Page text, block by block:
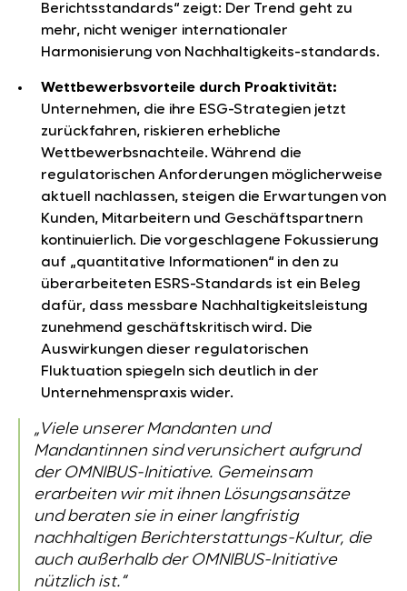
Berichtsstandards“ zeigt: Der Trend geht zu
mehr, nicht weniger internationaler
Harmonisierung von Nachhaltigkeits-standards.
Wettbewerbsvorteile durch Proaktivität:
Unternehmen, die ihre ESG-Strategien jetzt
zurückfahren, riskieren erhebliche
Wettbewerbsnachteile. Während die
regulatorischen Anforderungen möglicherweise
aktuell nachlassen, steigen die Erwartungen von
Kunden, Mitarbeitern und Geschäftspartnern
kontinuierlich. Die vorgeschlagene Fokussierung
auf „quantitative Informationen“ in den zu
überarbeiteten ESRS-Standards ist ein Beleg
dafür, dass messbare Nachhaltigkeitsleistung
zunehmend geschäftskritisch wird. Die
Auswirkungen dieser regulatorischen
Fluktuation spiegeln sich deutlich in der
Unternehmenspraxis wider.
„Viele unserer Mandanten und
Mandantinnen sind verunsichert aufgrund
der OMNIBUS-Initiative. Gemeinsam
erarbeiten wir mit ihnen Lösungsansätze
und beraten sie in einer langfristig
nachhaltigen Berichterstattungs-Kultur, die
auch außerhalb der OMNIBUS-Initiative
nützlich ist.“